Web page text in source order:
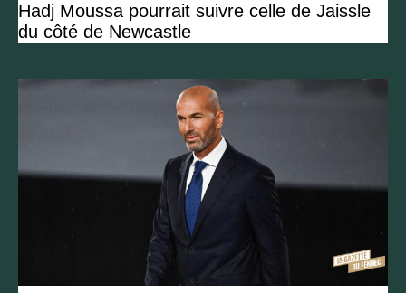
Hadj Moussa pourrait suivre celle de Jaissle
du côté de Newcastle